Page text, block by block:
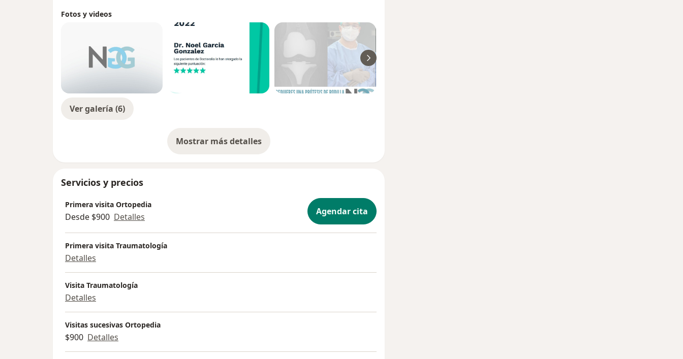
Fotos y videos
Ver galería (6)
Mostrar más detalles
sobre la experiencia
Servicios y precios
Primera visita Ortopedia
Desde $900 Detalles Agendar cita
Primera visita Traumatología
Detalles
Visita Traumatología
Detalles
Visitas sucesivas Ortopedia
$900 Detalles